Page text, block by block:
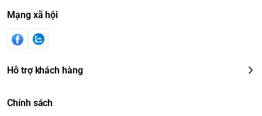
Mạng xã hội
Hỗ trợ khách hàng
Chính sách